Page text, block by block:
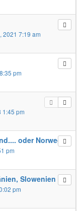
2021 7:19 am
pm
1:45 pm
oder Norwegen
pm
Slowenien etz.
pm